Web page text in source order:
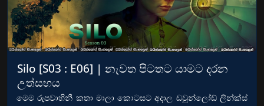
Silo [S03 : E06] | නැවත පිටතට යාමට දරන
උත්සහය
මෙම රුපවාහිනී කතා මාලා කොටසට අදාල ඩවුන්ලෝඩ් ලින්ක්ස්